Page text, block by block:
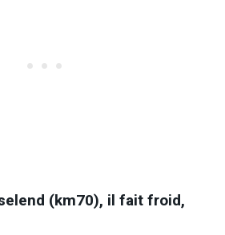
(km70), il fait froid,